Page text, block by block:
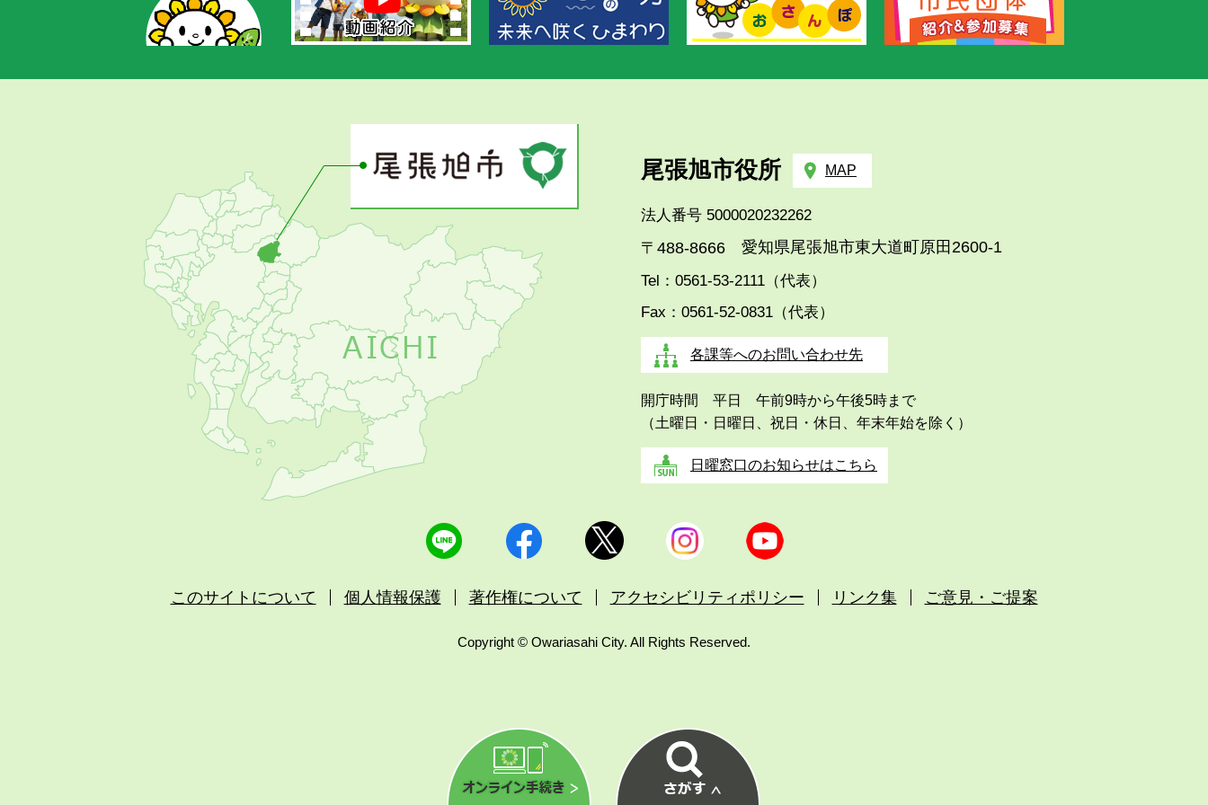
あ
す
め
尾張旭市役所 MAP
法人番号 5000020232262
〒488-8666 愛知県尾張旭市東大道町原田2600-1
Tel：0561-53-2111（代表）
Fax：0561-52-0831（代表）
各課等へのお問い合わせ先
開庁時間 平日 午前9時から午後5時まで
（土曜日・日曜日、祝日・休日、年末年始を除く）
日曜窓口のお知らせはこちら
このサイトについて 個人情報保護 著作権について アクセシビリティポリシー リンク集 ご意見・ご提案
Copyright © Owariasahi City. All Rights Reserved.